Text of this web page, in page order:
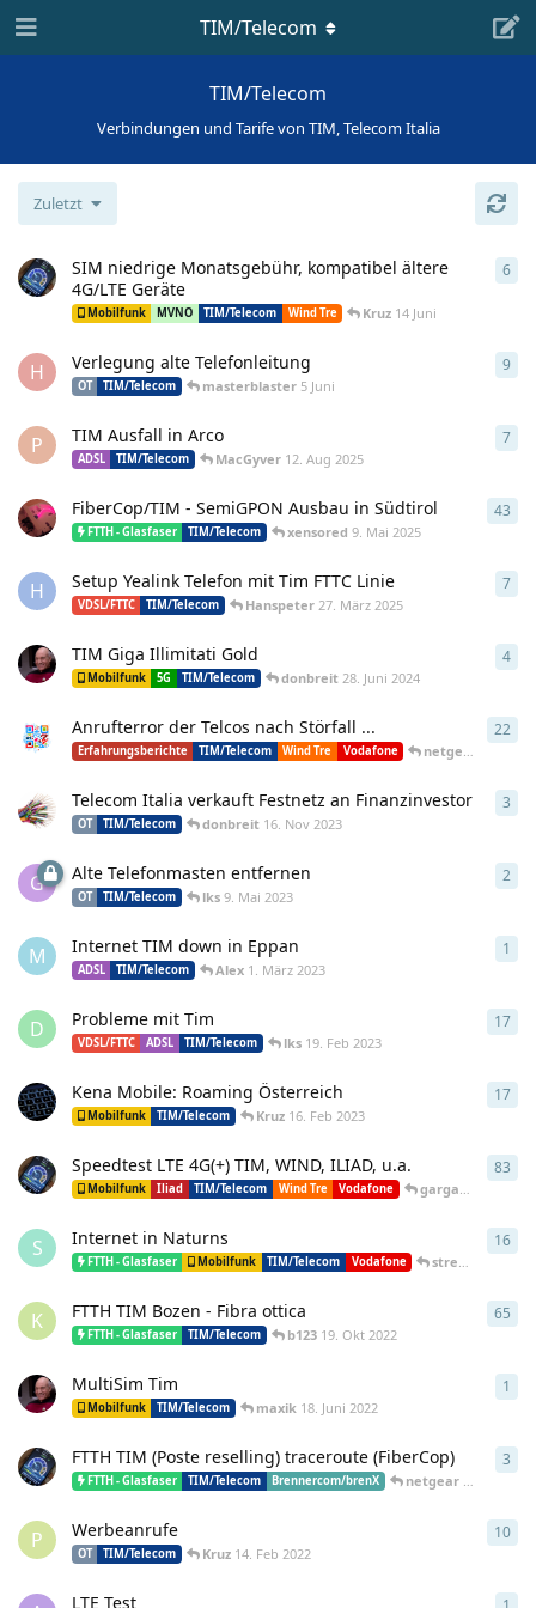
TIM/Telecom
Verbindungen und Tarife von TIM, Telecom Italia
TIM/Telecom
Zuletzt
SIM niedrige Monatsgebühr, kompatibel ältere
4G/LTE Geräte
Mobilfunk MVNO TIM/Telecom Wind Tre Kruz 14 Juni
6
H Verlegung alte Telefonleitung
OT TIM/Telecom masterblaster 5 Juni
9
P TIM Ausfall in Arco
ADSL TIM/Telecom MacGyver 12. Aug 2025
7
FiberCop/TIM - SemiGPON Ausbau in Südtirol
FTTH - Glasfaser TIM/Telecom xensored 9. Mai 2025
43
H Setup Yealink Telefon mit Tim FTTC Linie
VDSL/FTTC TIM/Telecom Hanspeter 27. März 2025
7
TIM Giga Illimitati Gold
Mobilfunk 5G TIM/Telecom donbreit 28. Juni 2024
4
Anrufterror der Telcos nach Störfall ...
Erfahrungsberichte TIM/Telecom Wind Tre Vodafone netgear
22
Telecom Italia verkauft Festnetz an Finanzinvestor
OT TIM/Telecom donbreit 16. Nov 2023
3
G Alte Telefonmasten entfernen
OT TIM/Telecom lks 9. Mai 2023
2
M Internet TIM down in Eppan
ADSL TIM/Telecom Alex 1. März 2023
1
D Probleme mit Tim
VDSL/FTTC ADSL TIM/Telecom lks 19. Feb 2023
17
Kena Mobile: Roaming Österreich
Mobilfunk TIM/Telecom Kruz 16. Feb 2023
17
Speedtest LTE 4G(+) TIM, WIND, ILIAD, u.a.
Mobilfunk Iliad TIM/Telecom Wind Tre Vodafone gargamelo1978
83
S Internet in Naturns
FTTH - Glasfaser Mobilfunk TIM/Telecom Vodafone streamer
16
K FTTH TIM Bozen - Fibra ottica
FTTH - Glasfaser TIM/Telecom b123 19. Okt 2022
65
MultiSim Tim
Mobilfunk TIM/Telecom maxik 18. Juni 2022
1
FTTH TIM (Poste reselling) traceroute (FiberCop)
FTTH - Glasfaser TIM/Telecom Brennercom/brenX netgear 1. Apr 2022
3
P Werbeanrufe
OT TIM/Telecom Kruz 14. Feb 2022
10
LTE Test